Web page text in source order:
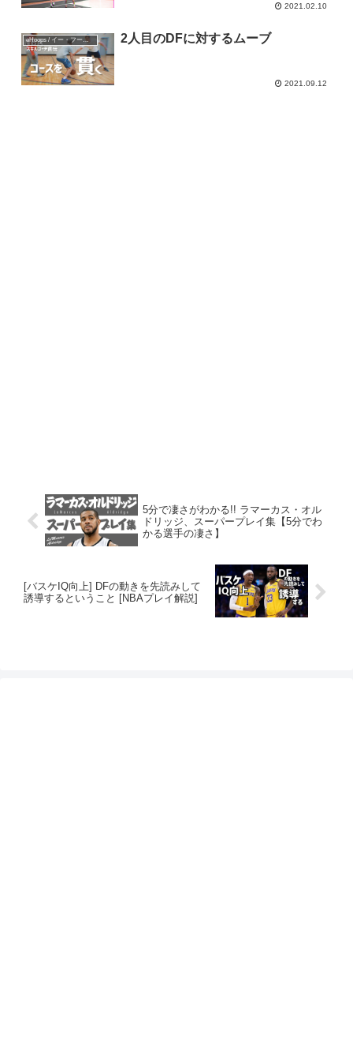
2021.02.10
eHoops / イー・フープス 2人目のDFに対するムーブ
2021.09.12
5分で凄さがわかる!! ラマーカス・オル
ドリッジ、スーパープレイ集【5分でわ
かる選手の凄さ】
[バスケIQ向上] DFの動きを先読みして
誘導するということ [NBAプレイ解説]